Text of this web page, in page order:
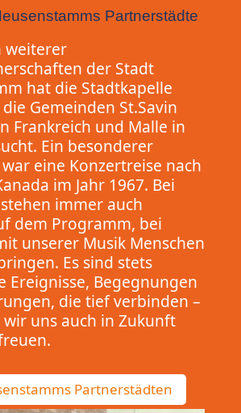
Partnerstädte
weiterer
der Stadt
hat die Stadtkapelle
Gemeinden St.Savin
Frankreich und Malle in
Ein besonderer
eine Konzertreise nach
im Jahr 1967. Bei
immer auch
dem Programm, bei
unserer Musik Menschen
Es sind stets
Ereignisse, Begegnungen
die tief verbinden –
uns auch in Zukunft
Partnerstädten